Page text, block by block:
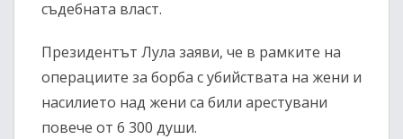
съдебната власт.
Президентът Лула заяви, че в рамките на
операциите за борба с убийствата на жени и
насилието над жени са били арестувани
повече от 6 300 души.